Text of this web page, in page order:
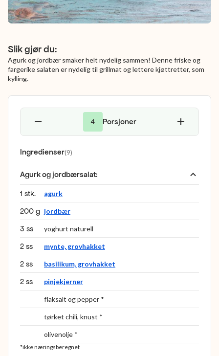
Slik gjør du:
Agurk og jordbær smaker helt nydelig sammen! Denne friske og
fargerike salaten er nydelig til grillmat og lettere kjøttretter, som
kylling.
4 Porsjoner
Ingredienser(9)
Agurk og jordbærsalat:
1 stk. agurk
200 g jordbær
3 ss yoghurt naturell
2 ss mynte, grovhakket
2 ss basilikum, grovhakket
2 ss pinjekjerner
flaksalt og pepper *
tørket chili, knust *
olivenolje *
*ikke næringsberegnet